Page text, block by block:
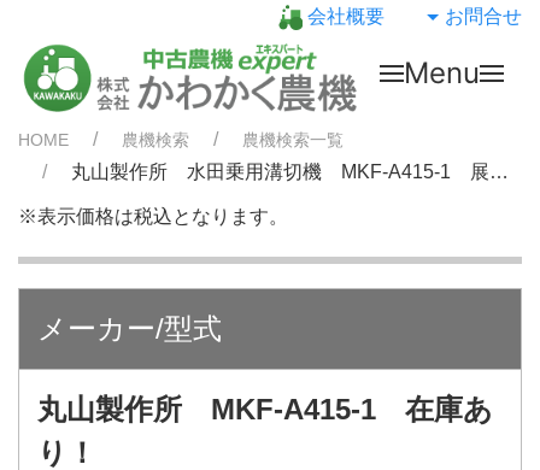
会社概要 お問合せ
Menu
HOME 農機検索 農機検索一覧
丸山製作所 水田乗用溝切機 MKF-A415-1 展示品 セール
※表示価格は税込となります。
メーカー/型式
丸山製作所 MKF-A415-1 在庫あ
り！